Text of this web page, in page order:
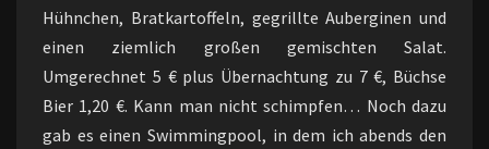
Hühnchen, Bratkartoffeln, gegrillte Auberginen und
einen ziemlich großen gemischten Salat.
Umgerechnet 5 € plus Übernachtung zu 7 €, Büchse
Bier 1,20 €. Kann man nicht schimpfen… Noch dazu
gab es einen Swimmingpool, in dem ich abends den